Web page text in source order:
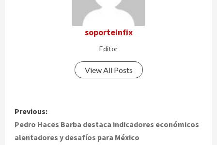
soporteinfix
Editor
View All Posts
P
o
Previous:
Pedro Haces Barba destaca indicadores económicos
alentadores y desafíos para México